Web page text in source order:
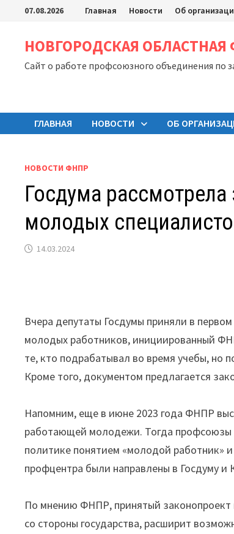
Перейти
содержимому
07.08.2026 Главная Новости Об
НОВГОРОДСКАЯ
Сайт о работе профсоюзного объединения по
ГЛАВНАЯ НОВОСТИ ОБ
НОВОСТИ ФНПР
Госдума
молодых
14.03.2024
Вчера депутаты Госдумы приняли в
молодых работников, инициированный
те, кто подрабатывал во время учебы, но
Кроме того, документом предлагается
Напомним, еще в июне 2023 года ФНПР
работающей молодежи. Тогда
политике понятием «молодой работник»
профцентра были направлены в Госдуму
По мнению ФНПР, принятый
со стороны государства, расширит